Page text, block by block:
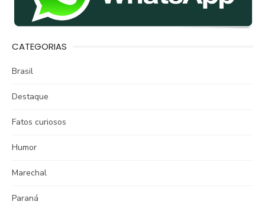
CATEGORIAS
Brasil
Destaque
Fatos curiosos
Humor
Marechal
Paraná